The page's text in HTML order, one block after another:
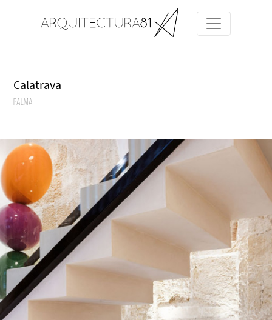
Calatrava
Palma